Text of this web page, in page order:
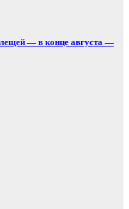
— в конце августа —